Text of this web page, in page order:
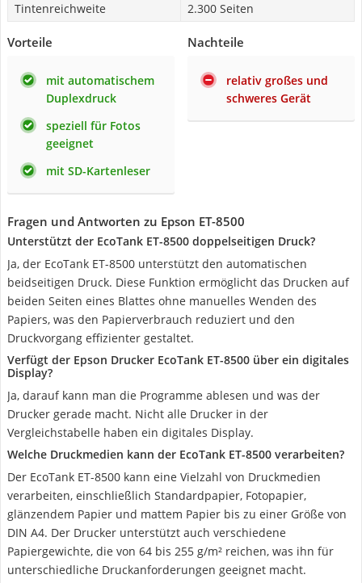
Tintenreichweite
2.300 Seiten
Vorteile
mit automatischem
Duplexdruck
speziell für Fotos
geeignet
mit SD-Kartenleser
Nachteile
relativ großes und
schweres Gerät
Fragen und Antworten zu Epson ET-8500
Unterstützt der EcoTank ET-8500 doppelseitigen Druck?
Ja, der EcoTank ET-8500 unterstützt den automatischen
beidseitigen Druck. Diese Funktion ermöglicht das Drucken auf
beiden Seiten eines Blattes ohne manuelles Wenden des
Papiers, was den Papierverbrauch reduziert und den
Druckvorgang effizienter gestaltet.
Verfügt der Epson Drucker EcoTank ET-8500 über ein digitales
Display?
Ja, darauf kann man die Programme ablesen und was der
Drucker gerade macht. Nicht alle Drucker in der
Vergleichstabelle haben ein digitales Display.
Welche Druckmedien kann der EcoTank ET-8500 verarbeiten?
Der EcoTank ET-8500 kann eine Vielzahl von Druckmedien
verarbeiten, einschließlich Standardpapier, Fotopapier,
glänzendem Papier und mattem Papier bis zu einer Größe von
DIN A4. Der Drucker unterstützt auch verschiedene
Papiergewichte, die von 64 bis 255 g/m² reichen, was ihn für
unterschiedliche Druckanforderungen geeignet macht.